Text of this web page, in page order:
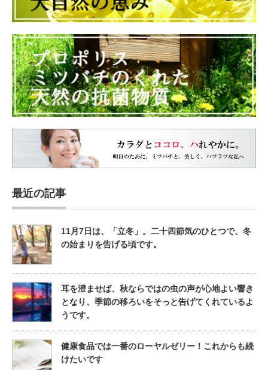
最近の記事
11月7日は、「立冬」。二十四節気のひとつで、冬
の始まりを告げる頃です。
耳を澄ませば、秋ならではの虫の声が心地よい響き
となり、季節の移ろいをそっと告げてくれているよ
うです。
健康食品では一番のローヤルゼリー！これからも続
けたいです